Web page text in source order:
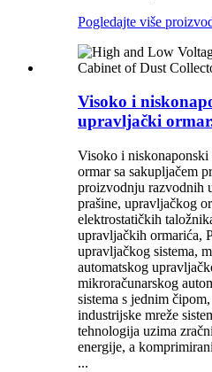
Pogledajte više
Visoko i
upravljački
Visoko i
ormar sa sakupljačem
proizvodnju razvodnih
prašine, upravljačkog
elektrostatičkih
upravljačkih ormarića,
upravljačkog sistema,
automatskog
mikroračunarskog
sistema s jednim
industrijske mreže
tehnologija uzima
energije, a
...